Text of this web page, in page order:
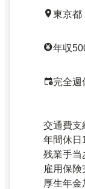
東京都
年収
完全週
交通費支
年間休日
残業手当
雇用保険
厚生年金